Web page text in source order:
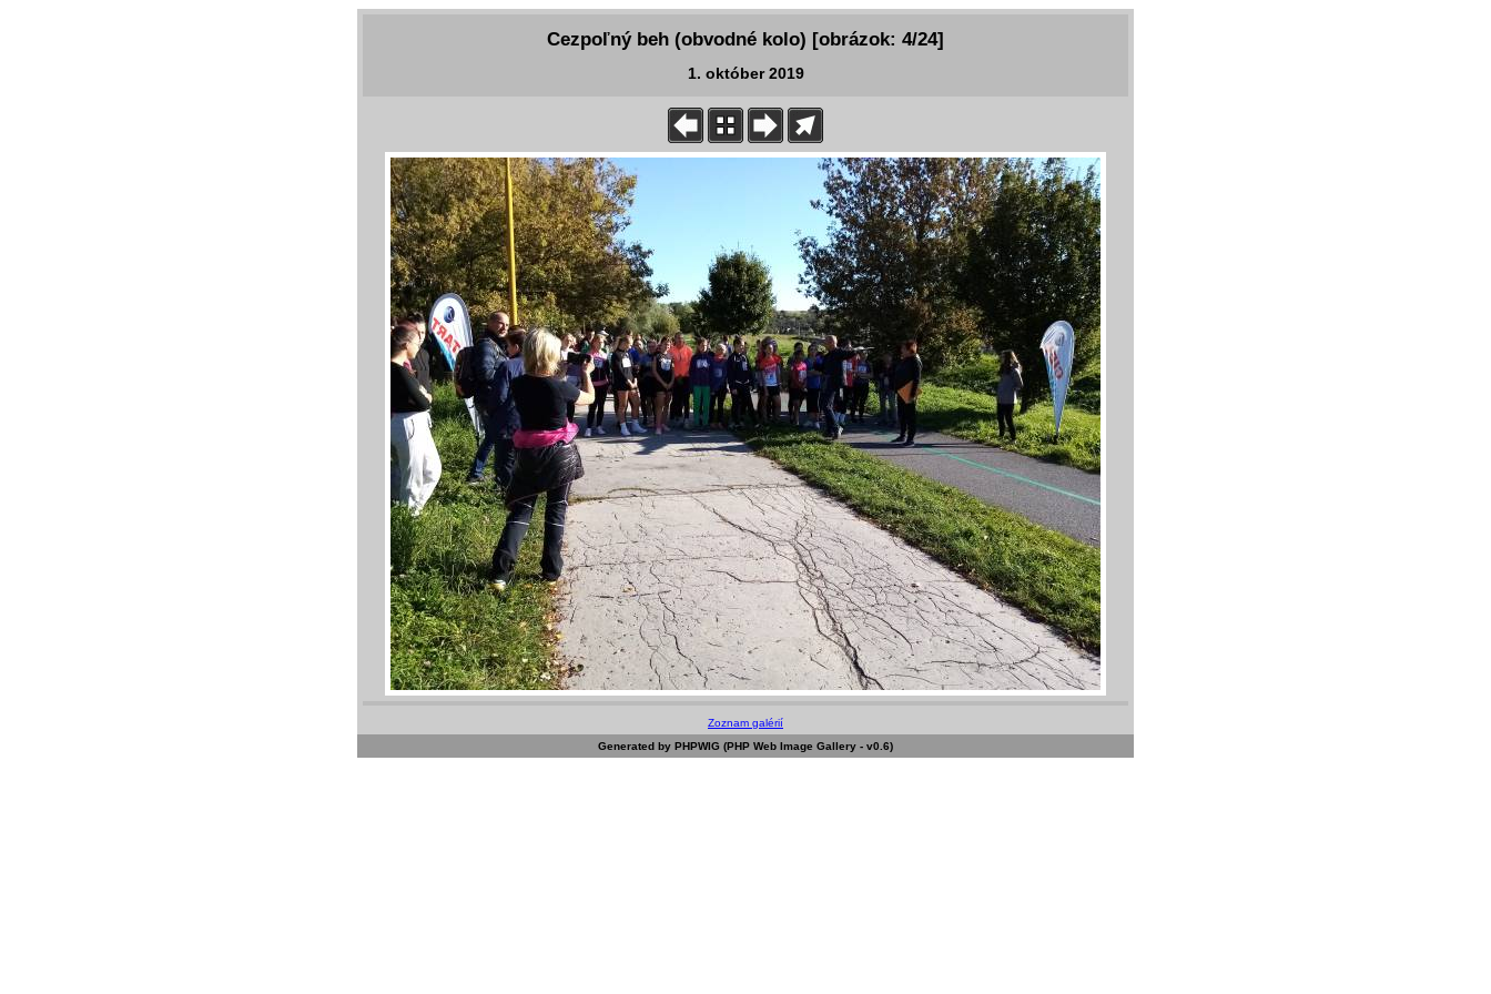
Cezpoľný beh (obvodné kolo) [obrázok: 4/24]
1. október 2019
Zoznam galérií
Generated by PHPWIG (PHP Web Image Gallery - v0.6)